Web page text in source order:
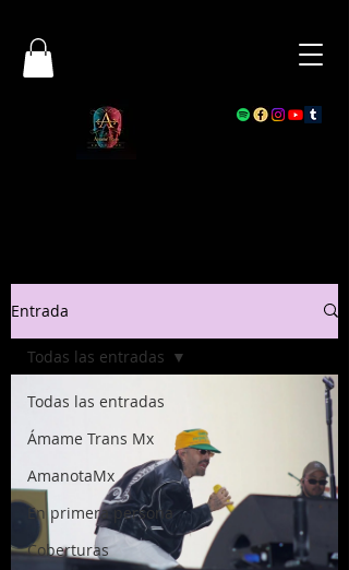
Entrada
Todas las entradas
Ámame Trans Mx
AmanotaMx
En primera persona
Coberturas
Todas las entradas